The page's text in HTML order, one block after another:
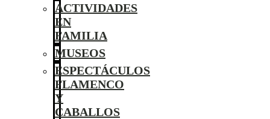
ACTIVIDADES
EN
FAMILIA
MUSEOS
ESPECTÁCULOS
FLAMENCO
Y
CABALLOS